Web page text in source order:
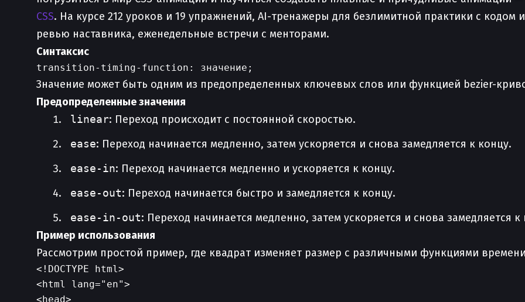
CSS. На курсе 212 уроков и 19 упражнений, AI-тренажеры для безлимитной практики с
ревью наставника, еженедельные встречи с менторами.
Синтаксис
Значение может быть одним из предопределенных ключевых слов или функцией bezier-
Предопределенные значения
linear: Переход происходит с постоянной скоростью.
ease: Переход начинается медленно, затем ускоряется и снова замедляется к концу.
ease-in: Переход начинается медленно и ускоряется к концу.
ease-out: Переход начинается быстро и замедляется к концу.
ease-in-out: Переход начинается медленно, затем ускоряется и снова замедляется к
Пример использования
Рассмотрим простой пример, где квадрат изменяет размер с различными функциями
<!DOCTYPE html>
<html lang="en">
<head>